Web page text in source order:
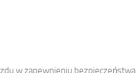
w zapewnieniu bezpieczeństwa